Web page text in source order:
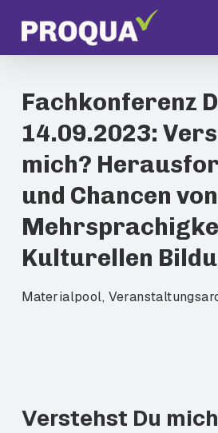
main
Fachkonferenz
14.09.2023:
mich?
und Chancen von
Kulturellen
Materialpool,
Verstehst Du